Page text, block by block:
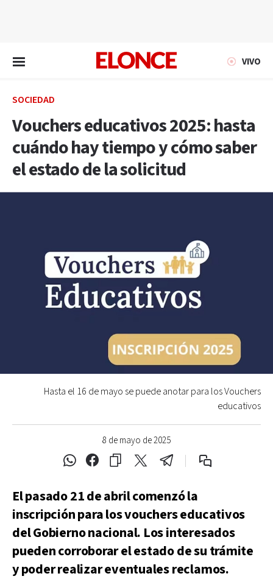
VIVO
SOCIEDAD
Vouchers educativos 2025: hasta
cuándo hay tiempo y cómo saber
el estado de la solicitud
8 de mayo de 2025
Hasta el 16 de mayo se puede anotar para los Vouchers
educativos
El pasado 21 de abril comenzó la
inscripción para los vouchers educativos
del Gobierno nacional. Los interesados
pueden corroborar el estado de su trámite
y poder realizar eventuales reclamos.